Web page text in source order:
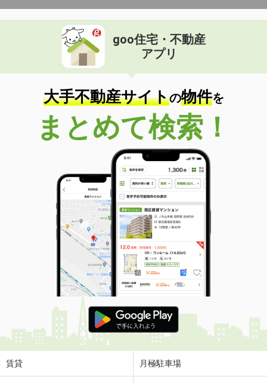
goo住宅・不動産
アプリ
大手不動産サイトの物件を
まとめて検索！
賃貸 月極駐車場